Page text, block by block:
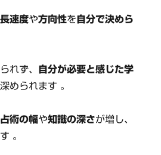
速度や方向性を自分で決めら
れず、 自分が必要と感じた学
められます 。
占術の幅や知識の深さが増し、
。